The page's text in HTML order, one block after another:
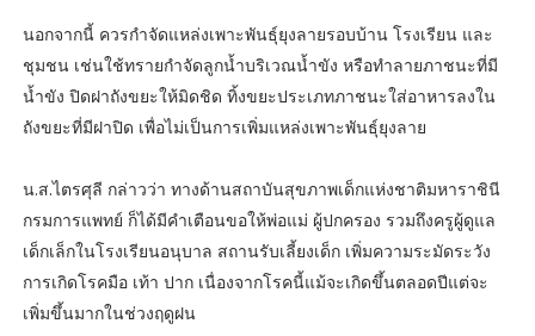
นอกจากนี้ ควรกำจัดแหล่งเพาะพันธุ์ยุงลายรอบบ้าน โรงเรียน และ
ชุมชน เช่นใช้ทรายกำจัดลูกน้ำบริเวณน้ำขัง หรือทำลายภาชนะที่มี
น้ำขัง ปิดฝาถังขยะให้มิดชิด ทิ้งขยะประเภทภาชนะใส่อาหารลงใน
ถังขยะที่มีฝาปิด เพื่อไม่เป็นการเพิ่มแหล่งเพาะพันธุ์ยุงลาย
น.ส.ไตรศุลี กล่าวว่า ทางด้านสถาบันสุขภาพเด็กแห่งชาติมหาราชินี
กรมการแพทย์ ก็ได้มีคำเตือนขอให้พ่อแม่ ผู้ปกครอง รวมถึงครูผู้ดูแล
เด็กเล็กในโรงเรียนอนุบาล สถานรับเลี้ยงเด็ก เพิ่มความระมัดระวัง
การเกิดโรคมือ เท้า ปาก เนื่องจากโรคนี้แม้จะเกิดขึ้นตลอดปีแต่จะ
เพิ่มขึ้นมากในช่วงฤดูฝน